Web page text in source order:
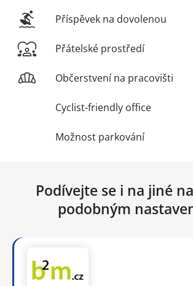
Příspěvek na dovolenou
Přátelské prostředí
Občerstvení na pracovišti
Cyclist-friendly office
Možnost parkování
Podívejte se i na jiné
podobným